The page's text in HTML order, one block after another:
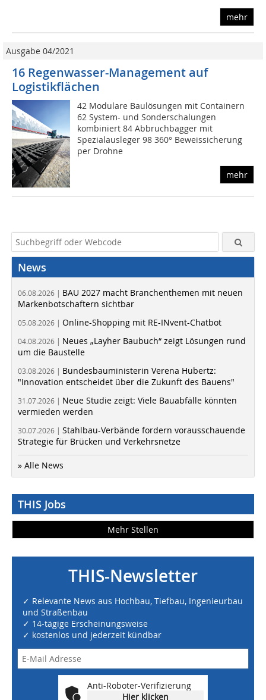
mehr
Ausgabe 04/2021
16 Regenwasser-Management auf
Logistikflächen
42 Modulare Baulösungen mit Containern
62 System- und Sonderschalungen
kombiniert 84 Abbruchbagger mit
Spezialausleger 98 360° Beweissicherung
per Drohne
mehr
News
06.08.2026 | BAU 2027 macht Branchenthemen mit neuen
Markenbotschaftern sichtbar
05.08.2026 | Online-Shopping mit RE-INvent-Chatbot
04.08.2026 | Neues „Layher Baubuch“ zeigt Lösungen rund
um die Baustelle
03.08.2026 | Bundesbauministerin Verena Hubertz:
"Innovation entscheidet über die Zukunft des Bauens"
31.07.2026 | Neue Studie zeigt: Viele Bauabfälle könnten
vermieden werden
30.07.2026 | Stahlbau-Verbände fordern vorausschauende
Strategie für Brücken und Verkehrsnetze
» Alle News
THIS Jobs
Mehr Stellen
THIS-Newsletter
✓ Relevante News aus Hochbau, Tiefbau, Ingenieurbau
und Straßenbau
✓ 14-tägige Erscheinungsweise
✓ kostenlos und jederzeit kündbar
Anti-Roboter-Verifizierung
Hier klicken